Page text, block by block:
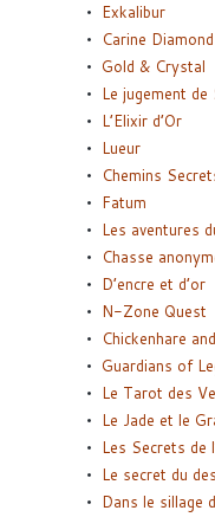
Exkalibur
Carine Diamond
Gold & Crystal
Le jugement de
L’Elixir d’Or
Lueur
Chemins
Fatum
Les aventures
Chasse
D’encre et d’or
N-Zone Quest
Chickenhare
Guardians of
Le Tarot des
Le Jade et le
Les Secrets de
Le secret du
Dans le sillage